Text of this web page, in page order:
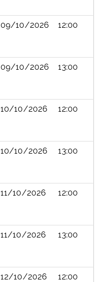
09/10/2026 12:00
09/10/2026 13:00
10/10/2026 12:00
10/10/2026 13:00
11/10/2026 12:00
11/10/2026 13:00
12/10/2026 12:00